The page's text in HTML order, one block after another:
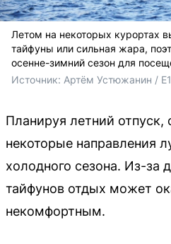
Летом на некоторых курортах
тайфуны или сильная жара,
осенне-зимний сезон для
Источник: Артём Устюжанин /
Планируя летний отпуск,
некоторые направления
холодного сезона. Из-
тайфунов отдых может
некомфортным.